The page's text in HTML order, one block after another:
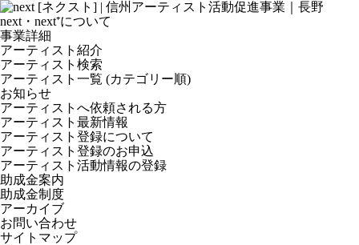
next・next⁺について
事業詳細
アーティスト紹介
アーティスト検索
アーティスト一覧 (カテゴリー順)
お知らせ
アーティストへ依頼される方
アーティスト最新情報
アーティスト登録について
アーティスト登録のお申込
アーティスト活動情報の登録
助成金案内
助成金制度
アーカイブ
お問い合わせ
サイトマップ